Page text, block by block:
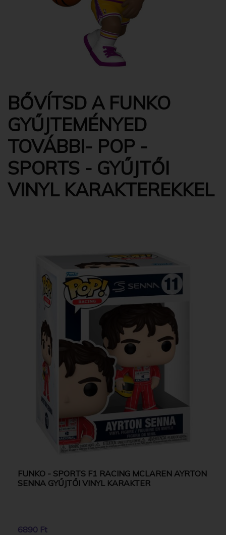
BŐVÍTSD A FUNKO
GYŰJTEMÉNYED
TOVÁBBI- POP -
SPORTS - GYŰJTŐI
VINYL KARAKTEREKKEL
FUNKO - SPORTS F1 RACING MCLAREN AYRTON
SENNA GYŰJTŐI VINYL KARAKTER
6890 Ft